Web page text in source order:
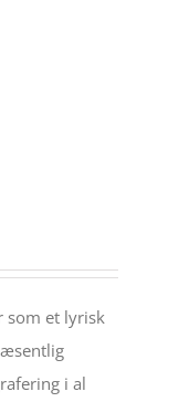
som et lyrisk
i al